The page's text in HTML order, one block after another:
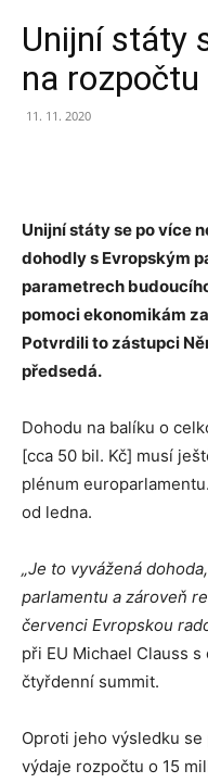
Unijní státy
na
11. 11. 2020
Unijní státy se po více
dohodly s Evropským
parametrech
pomoci ekonomikám
Potvrdili to zástupci
předsedá.
Dohodu na balíku o
[cca 50 bil. Kč] musí
plénum
od ledna.
„Je to vyvážená
parlamentu a zároveň
červenci Evropskou
při EU Michael Clauss
čtyřdenní summit.
Oproti jeho výsledku
výdaje rozpočtu o 15